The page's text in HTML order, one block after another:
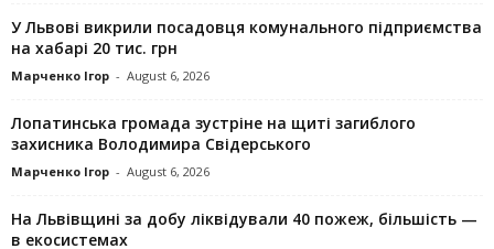
У Львові викрили посадовця комунального підприємства
на хабарі 20 тис. грн
Марченко Ігор - August 6, 2026
Лопатинська громада зустріне на щиті загиблого
захисника Володимира Свідерського
Марченко Ігор - August 6, 2026
На Львівщині за добу ліквідували 40 пожеж, більшість —
в екосистемах